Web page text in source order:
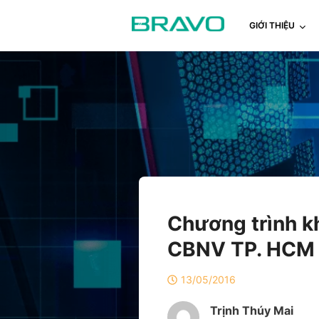
GIỚI THIỆU
Chương trình
CBNV TP. HCM
13/05/2016
Trịnh Thúy Mai